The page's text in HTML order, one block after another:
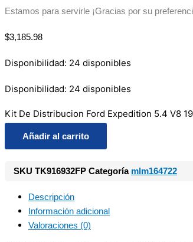
Estamos para servirle ¡Gracias por su
$3,185.98
Disponibilidad: 24 disponibles
Disponibilidad: 24 disponibles
Kit De Distribucion Ford Expedition 5.4 V8
Añadir al carrito
SKU TK916932FP Categoría mlm164722
Descripción
Información adicional
Valoraciones (0)